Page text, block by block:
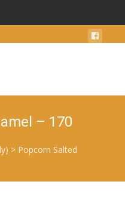
– 170
> Popcorn Salted